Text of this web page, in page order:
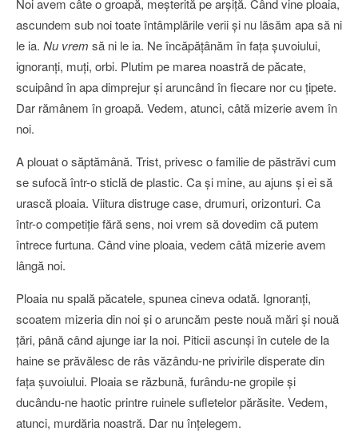
Noi avem câte o groapă, meşterită pe arşiţă. Când vine ploaia,
ascundem sub noi toate întâmplările verii şi nu lăsăm apa să ni
le ia. Nu vrem să ni le ia. Ne încăpăţânăm în faţa şuvoiului,
ignoranţi, muţi, orbi. Plutim pe marea noastră de păcate,
scuipând în apa dimprejur şi aruncând în fiecare nor cu ţipete.
Dar rămânem în groapă. Vedem, atunci, câtă mizerie avem în
noi.
A plouat o săptămână. Trist, privesc o familie de păstrăvi cum
se sufocă într-o sticlă de plastic. Ca şi mine, au ajuns şi ei să
urască ploaia. Viitura distruge case, drumuri, orizonturi. Ca
într-o competiţie fără sens, noi vrem să dovedim că putem
întrece furtuna. Când vine ploaia, vedem câtă mizerie avem
lângă noi.
Ploaia nu spală păcatele, spunea cineva odată. Ignoranţi,
scoatem mizeria din noi şi o aruncăm peste nouă mări şi nouă
ţări, până când ajunge iar la noi. Piticii ascunşi în cutele de la
haine se prăvălesc de râs văzându-ne privirile disperate din
faţa şuvoiului. Ploaia se răzbună, furându-ne gropile şi
ducându-ne haotic printre ruinele sufletelor părăsite. Vedem,
atunci, murdăria noastră. Dar nu înţelegem.